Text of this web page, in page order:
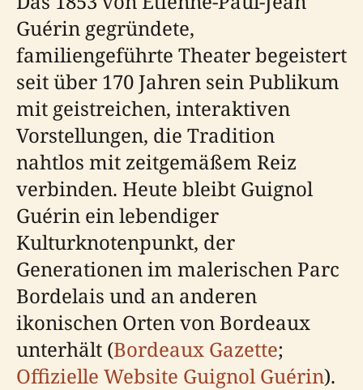
Guérin gegründete,
familiengeführte Theater begeistert
seit über 170 Jahren sein Publikum
mit geistreichen, interaktiven
Vorstellungen, die Tradition
nahtlos mit zeitgemäßem Reiz
verbinden. Heute bleibt Guignol
Guérin ein lebendiger
Kulturknotenpunkt, der
Generationen im malerischen Parc
Bordelais und an anderen
ikonischen Orten von Bordeaux
unterhält (Bordeaux Gazette;
Offizielle Website Guignol Guérin).